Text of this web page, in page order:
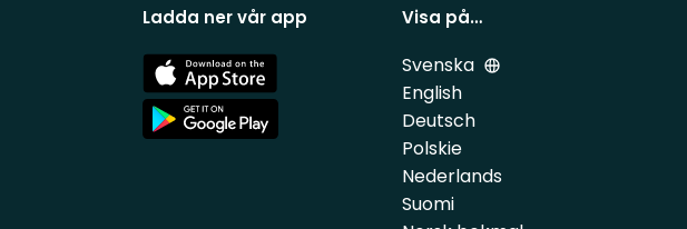
Ladda ner vår app
App
Store
App
Store
Visa på…
Svenska
English
Deutsch
Polskie
Nederlands
Suomi